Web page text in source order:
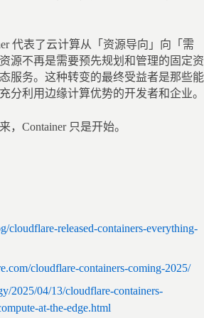
代表了云计算从「资源导向」向「需
源不再是需要预先规划和管理的固定资
服务。这种转变的最终受益者是那些能
分利用边缘计算优势的开发者和企业。
，Container 只是开始。
cloudflare-released-containers-everything-
cloudflare-containers-coming-2025/
2025/04/13/cloudflare-containers-
at-the-edge.html